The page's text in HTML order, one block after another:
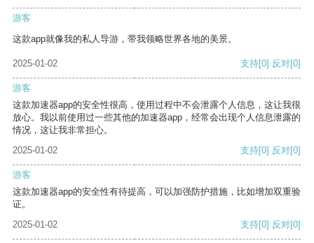
游客
这款app就像我的私人导游，带我领略世界各地的美景。
2025-01-02 支持[0] 反对[0]
游客
这款加速器app的安全性很高，使用过程中不会泄露个人信息，这让我很
放心。我以前使用过一些其他的加速器app，经常会出现个人信息泄露的
情况，这让我非常担心。
2025-01-02
支持[0] 反对[0]
游客
这款加速器app的安全性有待提高，可以加强防护措施，比如增加双重验
证。
2025-01-02
支持[0] 反对[0]